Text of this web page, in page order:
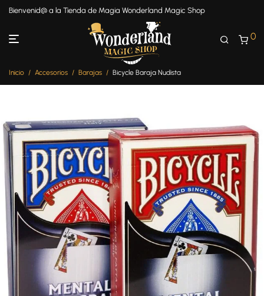
Bienvenid@ a la Tienda de Magia Wonderland Magic Shop
0
Inicio / Accesorios / Barajas / Bicycle Baraja Nudista